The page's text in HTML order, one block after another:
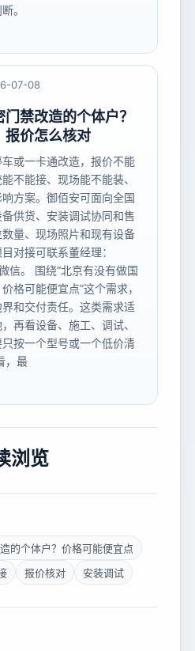
。
07-08
禁改造的个体户？
报价怎么核对
或一卡通改造，报价不能
不能接、现场能不能装、
方案。御佰安可面向全国
供货、安装调试协同和售
量、现场照片和现有设备
对接可联系董经理：
信。 围绕“北京有没有做国
格可能便宜点”这个需求，
和交付责任。这类需求适
再看设备、施工、调试、
按一个型号或一个低价清
，最
浏览
的个体户？价格可能便宜点
报价核对 安装调试